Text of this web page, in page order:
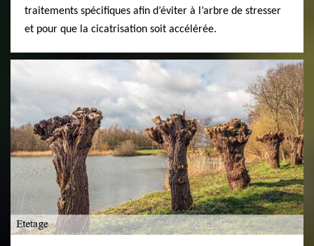
traitements spécifiques afin d’éviter à l’arbre de stresser
et pour que la cicatrisation soit accélérée.